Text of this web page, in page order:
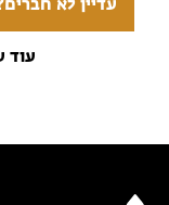
עדיין לא
עוד